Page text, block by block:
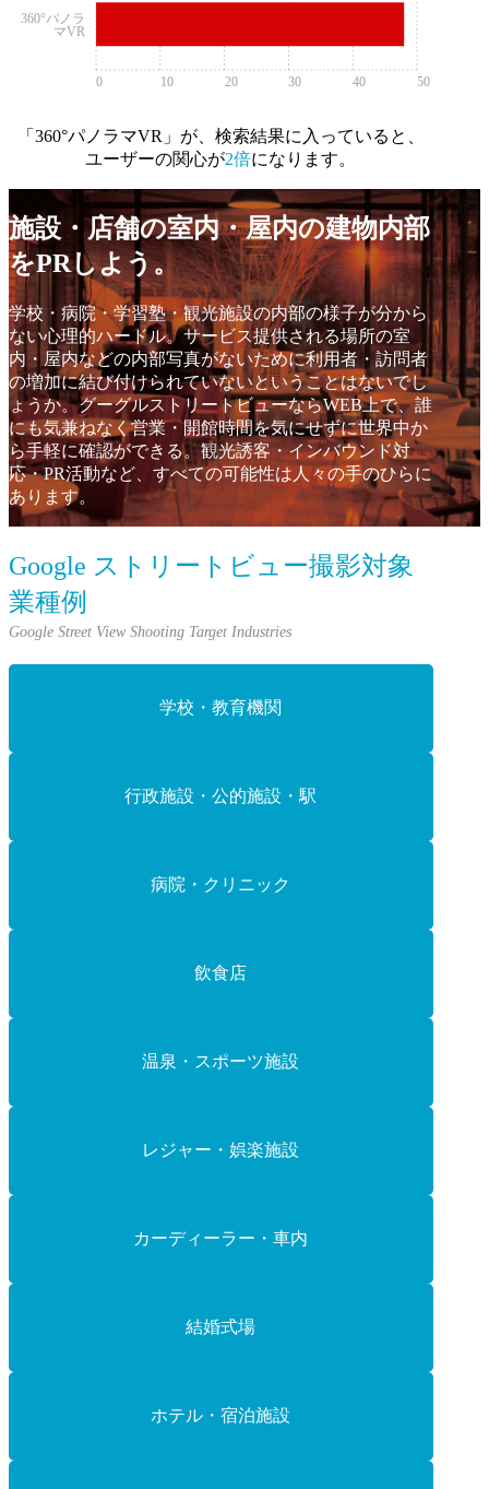
360°パノラ
マVR
0 10 20 30 40 50
「360°パノラマVR」が、検索結果に入っていると、
ユーザーの関心が2倍になります。
施設・店舗の室内・屋内の建物内部
をPRしよう。
学校・病院・学習塾・観光施設の内部の様子が分から
ない心理的ハードル。サービス提供される場所の室
内・屋内などの内部写真がないために利用者・訪問者
の増加に結び付けられていないということはないでし
ょうか。グーグルストリートビューならWEB上で、誰
にも気兼ねなく営業・開館時間を気にせずに世界中か
ら手軽に確認ができる。観光誘客・インバウンド対
応・PR活動など、すべての可能性は人々の手のひらに
あります。
Google ストリートビュー撮影対象
業種例
学校・教育機関
行政施設・公的施設・駅
病院・クリニック
飲食店
温泉・スポーツ施設
レジャー・娯楽施設
カーディーラー・車内
結婚式場
ホテル・宿泊施設